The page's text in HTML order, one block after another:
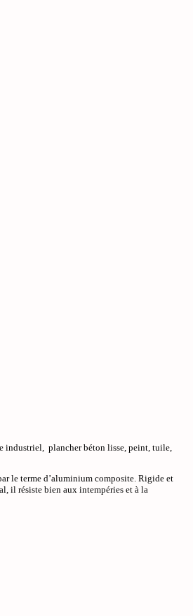
industriel, plancher béton lisse, peint, tuile,
le terme d’aluminium composite. Rigide et
il résiste bien aux intempéries et à la